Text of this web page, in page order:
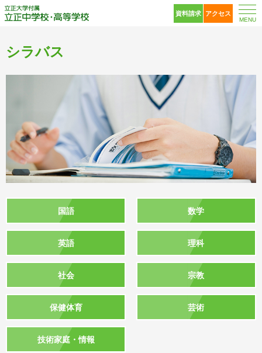
立正大学付属 立正中
資料請求 アクセス
MENU
シラバス
国語 数学
英語 理科
社会 宗教
保健体育 芸術
技術家庭・情報